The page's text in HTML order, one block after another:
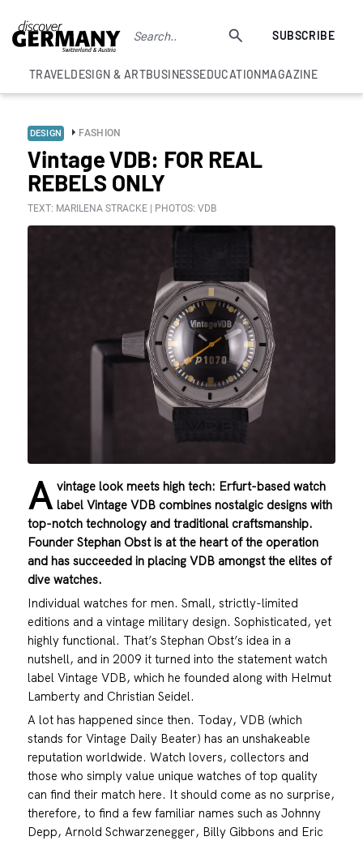
SUBSCRIBE
TRAVELDESIGN & ARTBUSINESSEDUCATIONMAGAZINE
DESIGN FASHION
Vintage VDB: FOR REAL
REBELS ONLY
TEXT: MARILENA STRACKE | PHOTOS: VDB
A vintage look meets high tech: Erfurt-based watch
label Vintage VDB combines nostalgic designs with
top-notch technology and traditional craftsmanship.
Founder Stephan Obst is at the heart of the operation
and has succeeded in placing VDB amongst the elites of
dive watches.
Individual watches for men. Small, strictly-limited
editions and a vintage military design. Sophisticated, yet
highly functional. That’s Stephan Obst’s idea in a
nutshell, and in 2009 it turned into the statement watch
label Vintage VDB, which he founded along with Helmut
Lamberty and Christian Seidel.
A lot has happened since then. Today, VDB (which
stands for Vintage Daily Beater) has an unshakeable
reputation worldwide. Watch lovers, collectors and
those who simply value unique watches of top quality
can find their match here. It should come as no surprise,
therefore, to find a few familiar names such as Johnny
Depp, Arnold Schwarzenegger, Billy Gibbons and Eric